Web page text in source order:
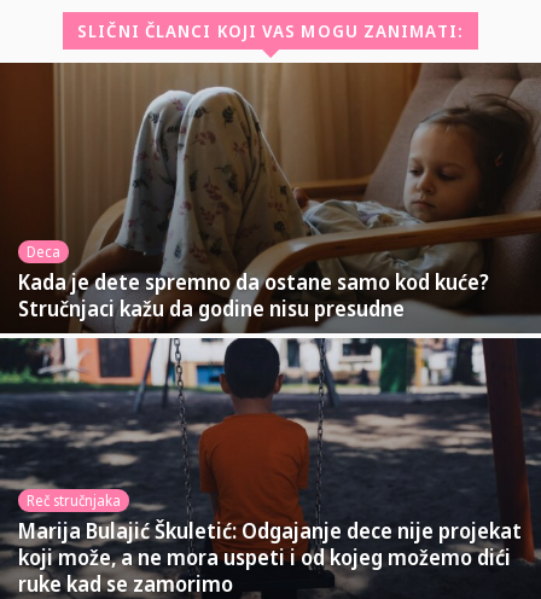
SLIČNI ČLANCI KOJI VAS MOGU ZANIMATI:
Deca
Kada je dete spremno da ostane samo kod kuće?
Stručnjaci kažu da godine nisu presudne
Reč stručnjaka
Marija Bulajić Škuletić: Odgajanje dece nije projekat
koji može, a ne mora uspeti i od kojeg možemo dići
ruke kad se zamorimo